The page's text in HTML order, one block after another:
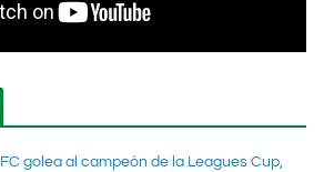
golea al campeón de la Leagues Cup,